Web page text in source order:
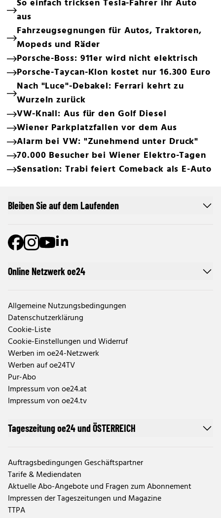
So einfach tricksen Tesla-Fahrer ihr Auto
aus
Fahrzeugsegnungen für Autos, Traktoren,
Mopeds und Räder
Porsche-Boss: 911er wird nicht elektrisch
Porsche-Taycan-Klon kostet nur 16.300 Euro
Nach "Luce"-Debakel: Ferrari kehrt zu
Wurzeln zurück
VW-Knall: Aus für den Golf Diesel
Wiener Parkplatzfallen vor dem Aus
Alarm bei VW: "Zunehmend unter Druck"
70.000 Besucher bei Wiener Elektro-Tagen
Sensation: Trabi feiert Comeback als E-Auto
Online Netzwerk oe24
Allgemeine Nutzungsbedingungen
Datenschutzerklärung
Cookie-Liste
Cookie-Einstellungen und Widerruf
Werben im oe24-Netzwerk
Werben auf oe24TV
Pur-Abo
Impressum von oe24.at
Impressum von oe24.tv
Tageszeitung oe24 und ÖSTERREICH
Auftragsbedingungen Geschäftspartner
Tarife & Mediendaten
Aktuelle Abo-Angebote und Fragen zum Abonnement
Impressen der Tageszeitungen und Magazine
TTPA
Bleiben Sie auf dem Laufenden